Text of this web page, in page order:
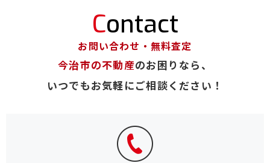
Contact
お問い合わせ・無料査定
今治市の不動産のお困りなら、
いつでもお気軽にご相談ください！